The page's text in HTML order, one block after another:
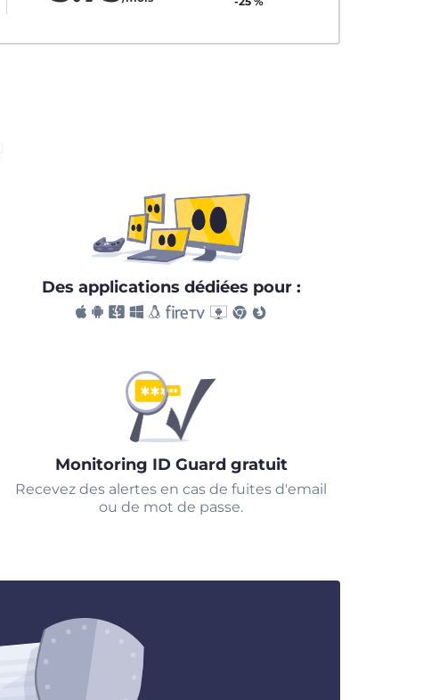
Des applications dédiées pour :
Monitoring ID Guard gratuit
Recevez des alertes en cas de fuites d'email
ou de mot de passe.